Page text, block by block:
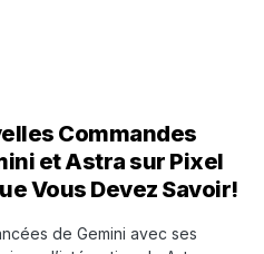
Commandes
et Astra sur Pixel
Vous Devez Savoir!
de Gemini avec ses